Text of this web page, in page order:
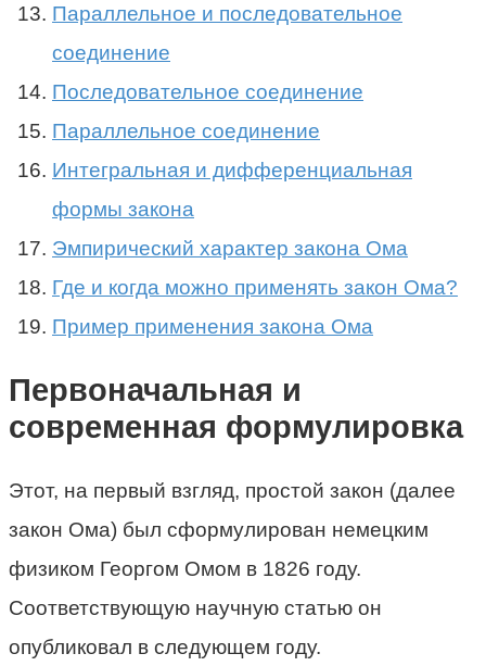
Параллельное и последовательное
соединение
Последовательное соединение
Параллельное соединение
Интегральная и дифференциальная
формы закона
Эмпирический характер закона Ома
Где и когда можно применять закон Ома?
Пример применения закона Ома
Первоначальная и
современная формулировка
Этот, на первый взгляд, простой закон (далее
закон Ома) был сформулирован немецким
физиком Георгом Омом в 1826 году.
Соответствующую научную статью он
опубликовал в следующем году.